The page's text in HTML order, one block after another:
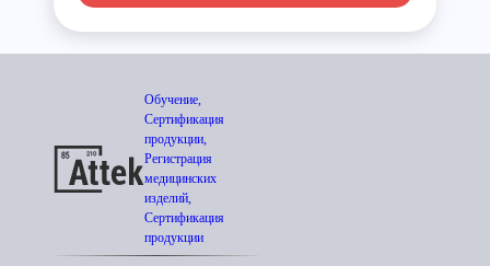
Обучение,
Сертификация
продукции,
Регистрация
медицинских
изделий,
Сертификация
продукции